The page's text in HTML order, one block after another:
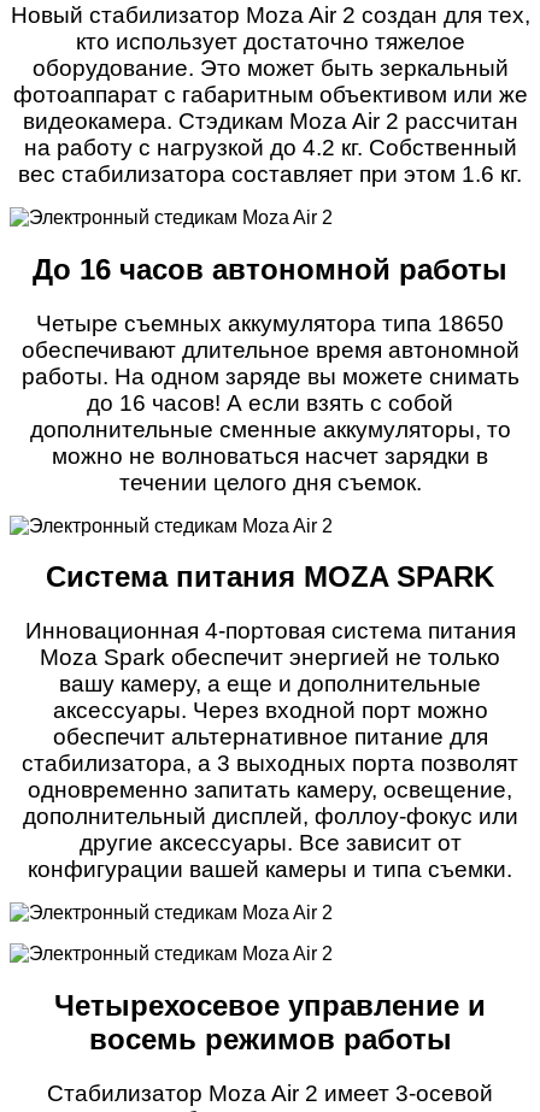
Новый стабилизатор Moza Air 2 создан для тех,
кто использует достаточно тяжелое
оборудование. Это может быть зеркальный
фотоаппарат с габаритным объективом или же
видеокамера. Стэдикам Moza Air 2 рассчитан
на работу с нагрузкой до 4.2 кг. Собственный
вес стабилизатора составляет при этом 1.6 кг.
До 16 часов автономной работы
Четыре съемных аккумулятора типа 18650
обеспечивают длительное время автономной
работы. На одном заряде вы можете снимать
до 16 часов! А если взять с собой
дополнительные сменные аккумуляторы, то
можно не волноваться насчет зарядки в
течении целого дня съемок.
Система питания MOZA SPARK
Инновационная 4-портовая система питания
Moza Spark обеспечит энергией не только
вашу камеру, а еще и дополнительные
аксессуары. Через входной порт можно
обеспечит альтернативное питание для
стабилизатора, а 3 выходных порта позволят
одновременно запитать камеру, освещение,
дополнительный дисплей, фоллоу-фокус или
другие аксессуары. Все зависит от
конфигурации вашей камеры и типа съемки.
Четырехосевое управление и
восемь режимов работы
Стабилизатор Moza Air 2 имеет 3-осевой